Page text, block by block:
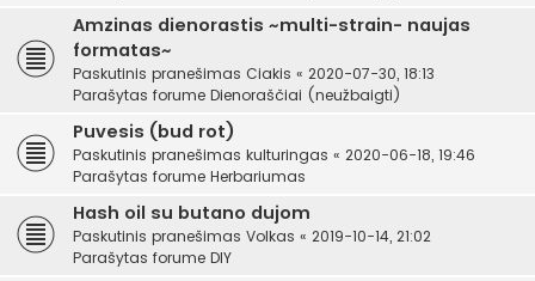
Amzinas dienorastis ~multi-strain- naujas
formatas~
Paskutinis pranešimas Ciakis « 2020-07-30, 18:13
Parašytas forume Dienoraščiai (neužbaigti)
Puvesis (bud rot)
Paskutinis pranešimas kulturingas « 2020-06-18, 19:46
Parašytas forume Herbariumas
Hash oil su butano dujom
Paskutinis pranešimas Volkas « 2019-10-14, 21:02
Parašytas forume DIY